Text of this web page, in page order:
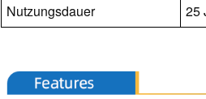
Nutzungsdauer
25